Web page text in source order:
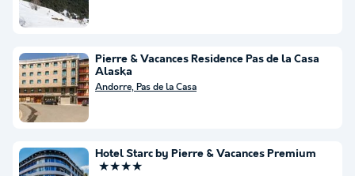
Pierre & Vacances Residence Pas de la Casa
Alaska
Andorre, Pas de la Casa
Hotel Starc by Pierre & Vacances Premium
★★★★